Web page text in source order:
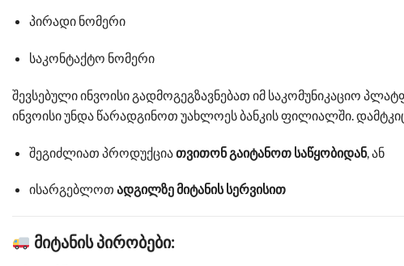
პირადი ნომერი
საკონტაქტო ნომერი
შევსებული ინვოისი გადმოგეგზავნებათ იმ საკომუნიკაციო
ინვოისი უნდა წარადგინოთ უახლოეს ბანკის ფილიალში.
შეგიძლიათ პროდუქციათვითონ გაიტანოთ საწყობიდან, ან
ისარგებლოთ ადგილზე მიტანის სერვისით
მიტანის პირობები: